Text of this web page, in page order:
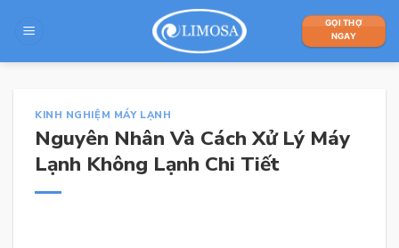
GỌI THỢ
NGAY
KINH NGHIỆM MÁY LẠNH
Nguyên Nhân Và Cách Xử Lý Máy
Lạnh Không Lạnh Chi Tiết